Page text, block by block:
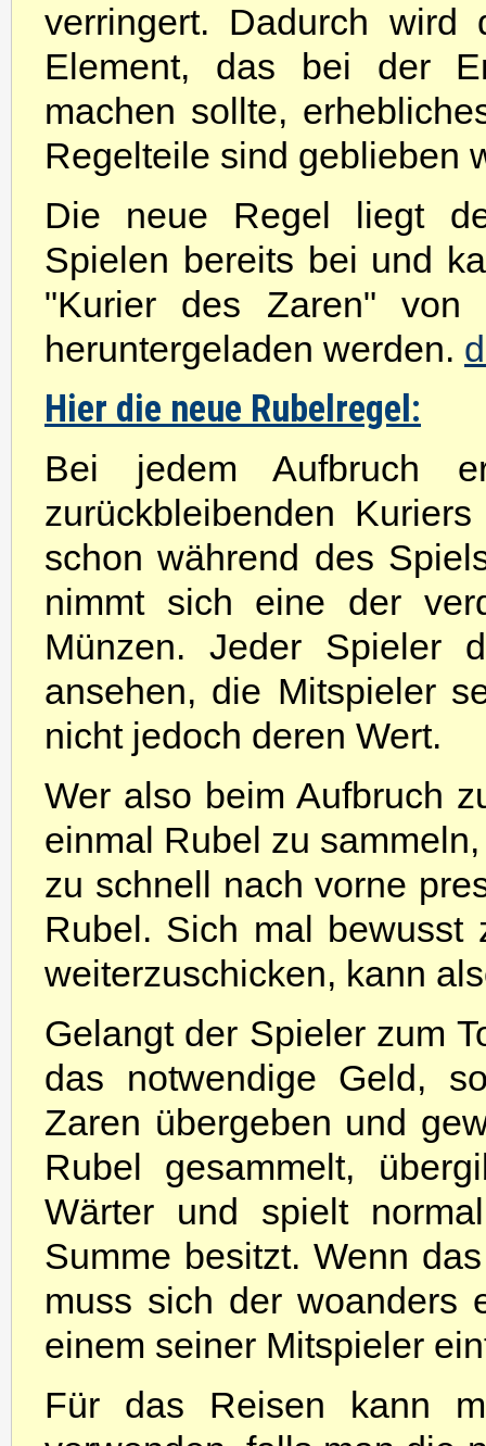
verringert. Dadurch wird
Element, das bei der
machen sollte,
Regelteile sind geblieben
Die neue Regel liegt
Spielen bereits bei und
"Kurier des Zaren" von
heruntergeladen werden.
Hier die neue Rubelregel:
Bei jedem Aufbruch
zurückbleibenden
schon während des
nimmt sich eine der
Münzen. Jeder Spieler
ansehen, die Mitspieler
nicht jedoch deren Wert.
Wer also beim Aufbruch
einmal Rubel zu
zu schnell nach vorne
Rubel. Sich mal bewusst
weiterzuschicken, kann
Gelangt der Spieler zum
das notwendige Geld,
Zaren übergeben und
Rubel gesammelt,
Wärter und spielt
Summe besitzt. Wenn
muss sich der woanders
einem seiner Mitspieler
Für das Reisen kann